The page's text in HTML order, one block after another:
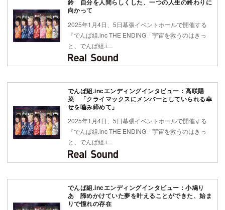
鈴 自分を人間らしくした、一つの人生の終わりに
向かって
2025年1月4日、5日幕張イベントホールで開催する
『でんぱ組.inc THE ENDING「宇宙を救うのはきっ
と、でんぱ組.i…
でんぱ組.incエンディングインタビュー：高咲陽
菜 「クライマックスにメンバーとしていられる幸
せを噛み締めて」
2025年1月4日、5日幕張イベントホールで開催する
『でんぱ組.inc THE ENDING「宇宙を救うのはきっ
と、でんぱ組.i…
でんぱ組.incエンディングインタビュー：小鳩り
あ 諦めかけていた夢を叶えることができた、始ま
りで憧れの存在